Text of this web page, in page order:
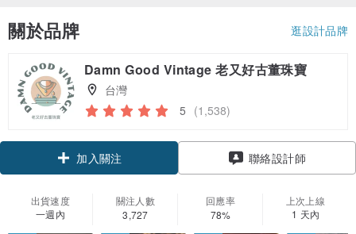
關於品牌 逛設計品牌
Damn Good Vintage 老又好古董珠寶
台灣
5 (1,538)
領優惠券
加入關注
聯絡設計師
出貨速度
一週內
關注人數
3,727
回應率
78%
上次上線
1 天內